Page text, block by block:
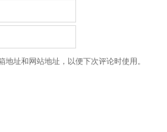
址和网站地址，以便下次评论时使用。